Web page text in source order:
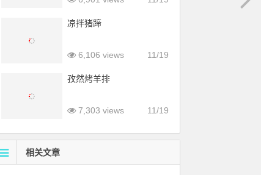
凉拌猪蹄
11/19
6,106 views
孜然烤羊排
11/19
7,303 views
相关文章